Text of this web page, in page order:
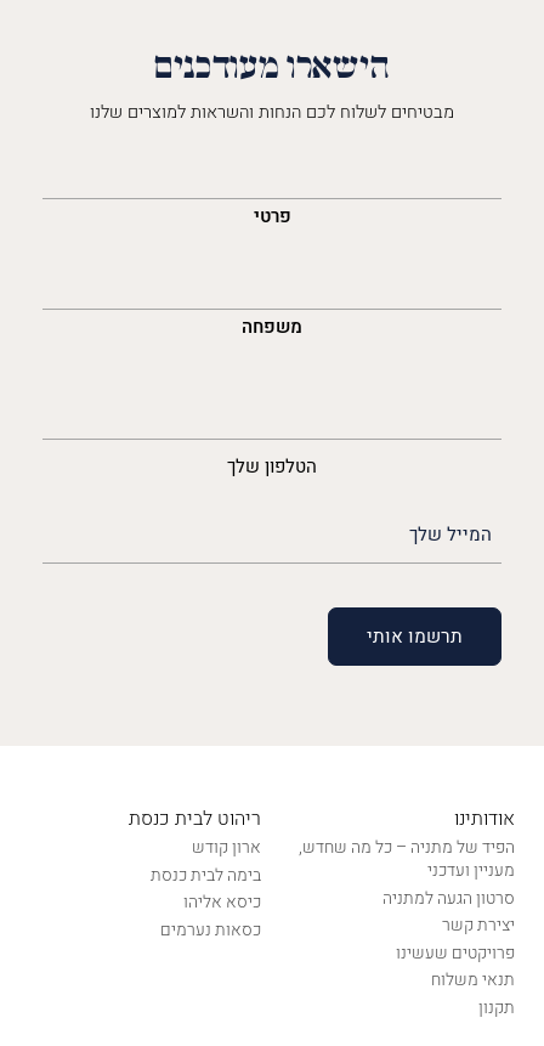
הישארו מעודכנים
מבטיחים לשלוח לכם הנחות והשראות למוצרים שלנו
פרטי
משפחה
הטלפון שלך
(חובה)
אודותינו
הפיד של מתניה – כל מה שחדש,
מעניין ועדכני
סרטון הגעה למתניה
יצירת קשר
פרויקטים שעשינו
תנאי משלוח
תקנון
ריהוט לבית כנסת
ארון קודש
בימה לבית כנסת
כיסא אליהו
כסאות נערמים